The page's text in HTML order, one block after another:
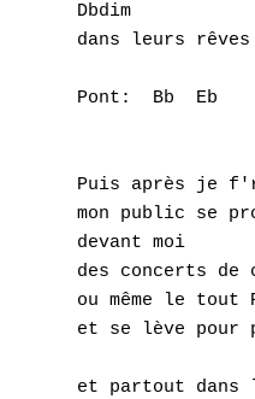
Dbdim
dans leurs rêves
Pont:  Bb  Eb
Puis après je
mon public se
devant moi
des concerts de
ou même le tout
et se lève pour
et partout dans